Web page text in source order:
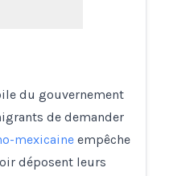
du gouvernement
de demander
mexicaine empêche
déposent leurs